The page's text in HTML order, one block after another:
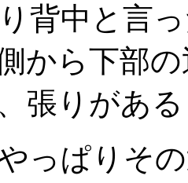
背中と言
から下部
張りがある
っぱりそ